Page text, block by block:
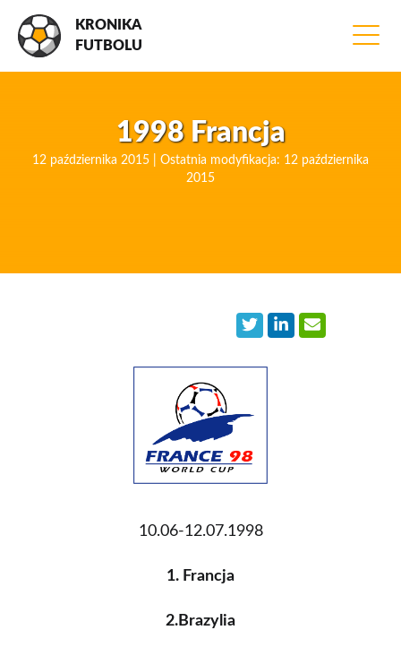
KRONIKA
FUTBOLU
1998 Francja
12 października 2015 | Ostatnia modyfikacja: 12 października
2015
10.06-12.07.1998
1. Francja
2.Brazylia